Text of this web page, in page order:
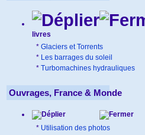
livres
* Glaciers et Torrents
* Les barrages du soleil
* Turbomachines hydrauliques
Ouvrages, France & Monde
* Utilisation des photos